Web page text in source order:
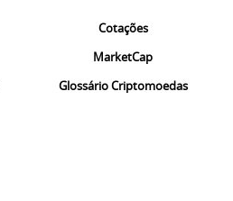
Cotações
MarketCap
Glossário Criptomoedas